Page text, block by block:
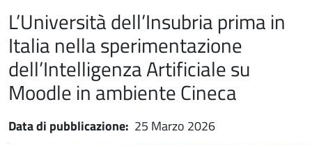
L’Università dell’Insubria prima in
Italia nella sperimentazione
dell’Intelligenza Artificiale su
Moodle in ambiente Cineca
Data di pubblicazione: 25 Marzo 2026